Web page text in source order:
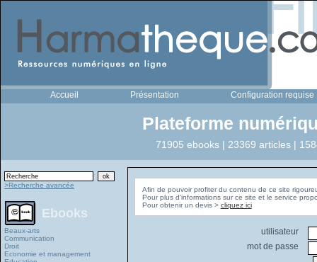
Accueil Présentation Configuration requise
Plateforme
71905 ebooks | 23369 articles |
>Recherche avancée
Ebooks
Beaux-arts
Communication
Droit
Economie et management
Afin de pouvoir profiter du contenu de ce site
Pour plus d'informations sur ce site et le service
Pour obtenir un devis > cliquez ici
utilisateur
mot de passe